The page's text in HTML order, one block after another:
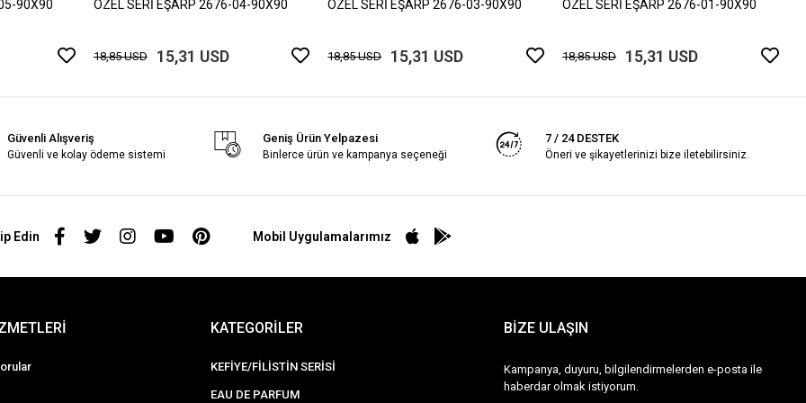
90X90 ÖZEL SERİ EŞARP 2676-04-90X90
18,85 USD 15,31 USD
ÖZEL SERİ EŞARP 2676-03-90X90
18,85 USD 15,31 USD
ÖZEL SERİ EŞARP 2676-01-90X90
18,85 USD 15,31 USD
Güvenli Alışveriş
Güvenli ve kolay ödeme sistemi
Geniş Ürün Yelpazesi
Binlerce ürün ve kampanya seçeneği
7 / 24 DESTEK
Öneri ve şikayetlerinizi bize iletebilirsiniz.
Edin Mobil Uygulamalarımız
KATEGORİLER
KEFİYE/FİLİSTİN SERİSİ
EAU DE PARFUM
BİZE ULAŞIN
Kampanya, duyuru, bilgilendirmelerden e-posta ile
haberdar olmak istiyorum.